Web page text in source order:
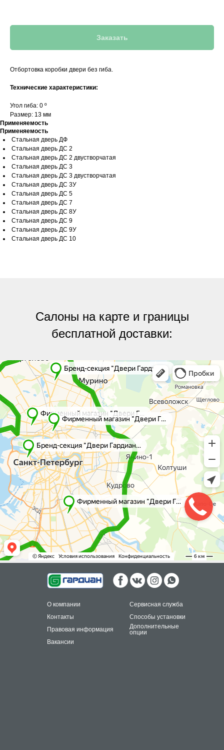
Заказать
Отбортовка коробки двери без гиба.
Технические характеристики:
Угол гиба: 0 º
Размер: 13 мм
Применяемость
Применяемость
Стальная дверь ДФ
Стальная дверь ДС 2
Стальная дверь ДС 2 двустворчатая
Стальная дверь ДС 3
Стальная дверь ДС 3 двустворчатая
Стальная дверь ДС 3У
Стальная дверь ДС 5
Стальная дверь ДС 7
Стальная дверь ДС 8У
Стальная дверь ДС 9
Стальная дверь ДС 9У
Стальная дверь ДС 10
Салоны на карте и границы
бесплатной доставки:
Яндекс.Карты
Яндекс.Карты
О компании Сервисная служба
Вакансии
Правовая информация
Контакты
Способы установки
Дополнительные
опции